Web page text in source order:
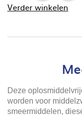
Verder winkelen
Deze
worden voor
smeermiddelen,